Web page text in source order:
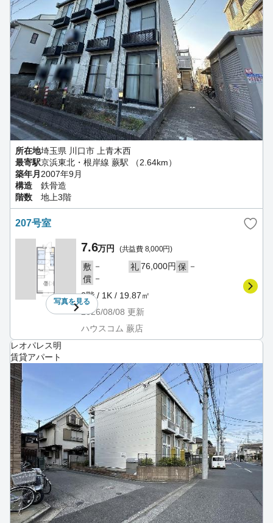
所在地埼玉県 川口市 上青木西
最寄駅京浜東北・根岸線 蕨駅 （2.64km）
築年月 2007年9月
構造
鉄骨造
階数
地上3階
207号室
写真を見る
7.6万円 (共益費 8,000円)
敷 － 礼76,000円 保 －
償 －
2階 / 1K / 19.87㎡
2026/08/08 更新
ハウスコム 蕨店
レオパレス明
賃貸アパート